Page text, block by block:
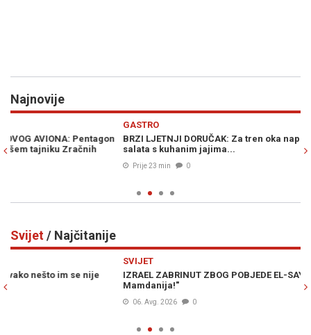
Najnovije
BRZI LJETNJI DORUČAK: Za tren oka napravite hladnu ljetnu
salata s kuhanim jajima...
Svijet/ Najčitanije
IZRAEL ZABRINUT ZBOG POBJEDE EL-SAYEDA: "Ovo je gore od